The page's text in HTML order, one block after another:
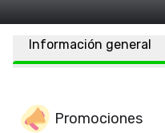
Información general
Promociones